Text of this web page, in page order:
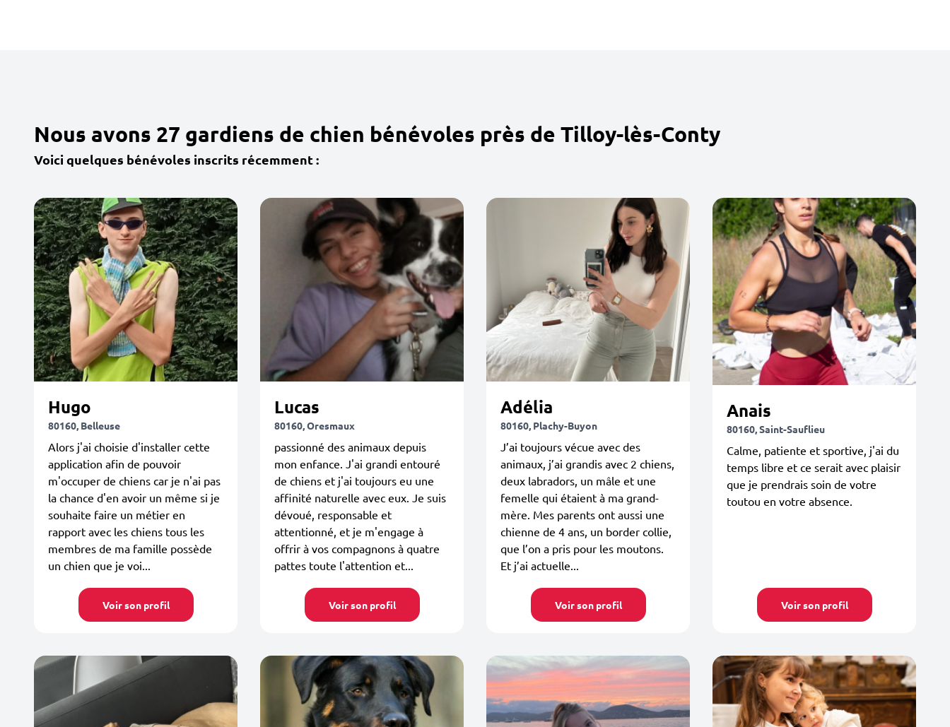
Nous avons 27 gardiens de chien bénévoles près de Tilloy-lès-Conty
Voici quelques bénévoles inscrits récemment :
Hugo
80160, Belleuse
Alors j'ai choisie d'installer cette
application afin de pouvoir
m'occuper de chiens car je n'ai pas
la chance d'en avoir un même si je
souhaite faire un métier en
rapport avec les chiens tous les
membres de ma famille possède
un chien que je voi...
Voir son profil
Lucas
80160, Oresmaux
passionné des animaux depuis
mon enfance. J'ai grandi entouré
de chiens et j'ai toujours eu une
affinité naturelle avec eux. Je suis
dévoué, responsable et
attentionné, et je m'engage à
offrir à vos compagnons à quatre
pattes toute l'attention et...
Voir son profil
Adélia
80160, Plachy-Buyon
J’ai toujours vécue avec des
animaux, j’ai grandis avec 2 chiens,
deux labradors, un mâle et une
femelle qui étaient à ma grand-
mère. Mes parents ont aussi une
chienne de 4 ans, un border collie,
que l’on a pris pour les moutons.
Et j’ai actuelle...
Voir son profil
Anais
80160, Saint-Sauflieu
Calme, patiente et sportive, j'ai du
temps libre et ce serait avec plaisir
que je prendrais soin de votre
toutou en votre absence.
Voir son profil